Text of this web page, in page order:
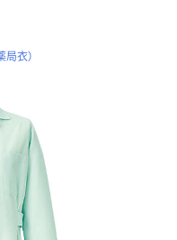
局衣）